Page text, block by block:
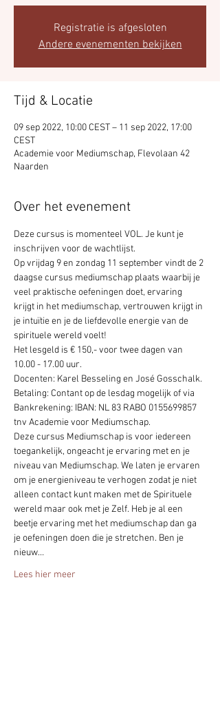
Registratie is afgesloten
Andere evenementen bekijken
Tijd & Locatie
09 sep 2022, 10:00 CEST – 11 sep 2022, 17:00
CEST
Academie voor Mediumschap, Flevolaan 42
Naarden
Over het evenement
Deze cursus is momenteel VOL. Je kunt je
inschrijven voor de wachtlijst.
Op vrijdag 9 en zondag 11 september vindt de 2
daagse cursus mediumschap plaats waarbij je
veel praktische oefeningen doet, ervaring
krijgt in het mediumschap, vertrouwen krijgt in
je intuïtie en je de liefdevolle energie van de
spirituele wereld voelt!
Het lesgeld is € 150,- voor twee dagen van
10.00 - 17.00 uur.
Docenten: Karel Besseling en José Gosschalk.
Betaling: Contant op de lesdag mogelijk of via
Bankrekening: IBAN: NL 83 RABO 0155699857
tnv Academie voor Mediumschap.
Deze cursus Mediumschap is voor iedereen
toegankelijk, ongeacht je ervaring met en je
niveau van Mediumschap. We laten je ervaren
om je energieniveau te verhogen zodat je niet
alleen contact kunt maken met de Spirituele
wereld maar ook met je Zelf. Heb je al een
beetje ervaring met het mediumschap dan ga
je oefeningen doen die je stretchen. Ben je
nieuw…
Lees hier meer